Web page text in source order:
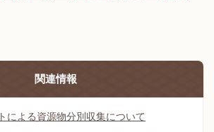
関連情報
による資源物分別収集について